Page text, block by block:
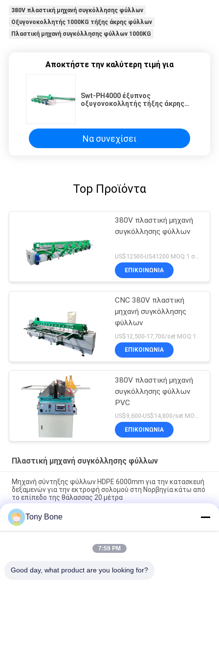
380V πλαστική μηχανή συγκόλλησης φύλλων
Οξυγονοκολλητής 1000KG τήξης άκρης φύλλων
Πλαστική μηχανή συγκόλλησης φύλλων 1000KG
Αποκτήστε την καλύτερη τιμή για
Swt-PH4000 έξυπνος
οξυγονοκολλητής τήξης άκρης
περιστρεφόμενου βαρελιού
Να συνεχίσει
Top Προϊόντα
380V πλαστική μηχανή
συγκόλλησης φύλλων
ΕΠΙΚΟΙΝΩΝΙΑ
CNC 380V πλαστική
μηχανή συγκόλλησης
φύλλων
US$12,500-17,700/set MOQ:1
ΕΠΙΚΟΙΝΩΝΙΑ
380V πλαστική μηχανή
συγκόλλησης φύλλων
PVC
US$9,600-US$14,800/set MOQ:1
ΕΠΙΚΟΙΝΩΝΙΑ
Πλαστική μηχανή συγκόλλησης φύλλων
Μηχανή σύντηξης φύλλων HDPE 6000mm για την κατασκευή
δεξαμενών για την εκτροφή σολομού στη Νορβηγία κάτω από
το επίπεδο της θάλασσας 20 μέτρα
Η μηχανή συγκόλλησης HDPE 3M χρησιμοποιείται στη
μεγαλύτερη εργοστάσιο της Γαλλίας
Ζυθοποιείς βυθού από φύλλα PP πάχους 30 mm για την
κατασκευή πυροσβεστικών οχημάτων και οχημάτων
Tony Bone
7:59 PM
Good day, what product are you looking for?